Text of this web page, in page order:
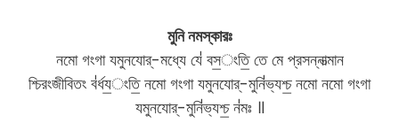
মুনি নমস্কারঃ
নমো গংগা যমুনযোর্-মধ্যে যে॑ বস॒ংতি॒ তে মে প্রসন্নাত্মান
শ্চিরংজীবিতং ব॑র্ধয॒ংতি॒ নমো গংগা যমুনযোর্-মুনি॑ভ্যশ্চ॒ নমো নমো গংগা
যমুনযোর্-মুনি॑ভ্যশ্চ॒ ন॑মঃ ॥